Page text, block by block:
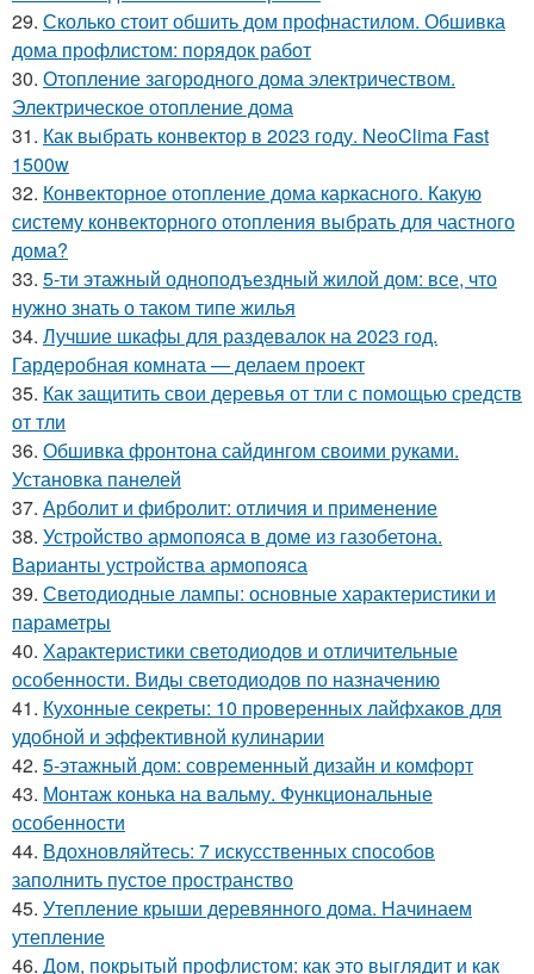
29. Сколько стоит обшить дом профнастилом. Обшивка
дома профлистом: порядок работ
30. Отопление загородного дома электричеством.
Электрическое отопление дома
31. Как выбрать конвектор в 2023 году. NeoClima Fast
1500w
32. Конвекторное отопление дома каркасного. Какую
систему конвекторного отопления выбрать для частного
дома?
33. 5-ти этажный одноподъездный жилой дом: все, что
нужно знать о таком типе жилья
34. Лучшие шкафы для раздевалок на 2023 год.
Гардеробная комната — делаем проект
35. Как защитить свои деревья от тли с помощью средств
от тли
36. Обшивка фронтона сайдингом своими руками.
Установка панелей
37. Арболит и фибролит: отличия и применение
38. Устройство армопояса в доме из газобетона.
Варианты устройства армопояса
39. Светодиодные лампы: основные характеристики и
параметры
40. Характеристики светодиодов и отличительные
особенности. Виды светодиодов по назначению
41. Кухонные секреты: 10 проверенных лайфхаков для
удобной и эффективной кулинарии
42. 5-этажный дом: современный дизайн и комфорт
43. Монтаж конька на вальму. Функциональные
особенности
44. Вдохновляйтесь: 7 искусственных способов
заполнить пустое пространство
45. Утепление крыши деревянного дома. Начинаем
утепление
46. Дом, покрытый профлистом: как это выглядит и как